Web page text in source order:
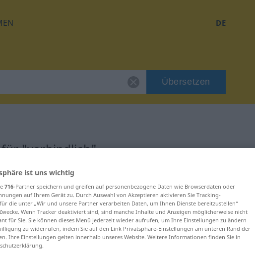
DE
Übersetzen
für "verbindlich"
ist uns wichtig
716-Partner speichern und greifen auf personenbezogene Daten wie Browserdaten oder
auf Ihrem Gerät zu. Durch Auswahl von Akzeptieren aktivieren Sie Tracking-
die unter „Wir und unsere Partner verarbeiten Daten, um Ihnen Dienste bereitzustellen“
Wenn Tracker deaktiviert sind, sind manche Inhalte und Anzeigen möglicherweise nicht
für Sie. Sie können dieses Menü jederzeit wieder aufrufen, um Ihre Einstellungen zu ändern
zu widerrufen, indem Sie auf den Link Privatsphäre-Einstellungen am unteren Rand der
Ihre Einstellungen gelten innerhalb unseres Website. Weitere Informationen finden Sie in